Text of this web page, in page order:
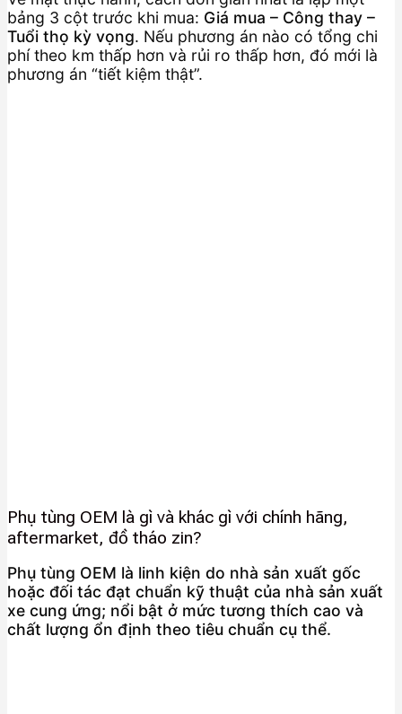
bảng 3 cột trước khi mua: Giá mua – Công thay –
Tuổi thọ kỳ vọng. Nếu phương án nào có tổng chi
phí theo km thấp hơn và rủi ro thấp hơn, đó mới là
phương án “tiết kiệm thật”.
Phụ tùng OEM là gì và khác gì với chính hãng,
aftermarket, đồ tháo zin?
Phụ tùng OEM là linh kiện do nhà sản xuất gốc
hoặc đối tác đạt chuẩn kỹ thuật của nhà sản xuất
xe cung ứng; nổi bật ở mức tương thích cao và
chất lượng ổn định theo tiêu chuẩn cụ thể.